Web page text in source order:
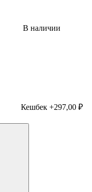
В наличии
Кешбек +297,00 ₽